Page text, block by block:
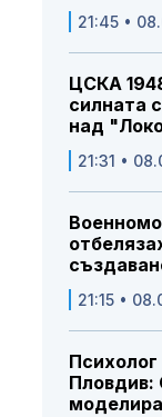
21:45 •
ЦСКА
силната
над
21:31 •
21:15 •
Психолог
Пловдив: